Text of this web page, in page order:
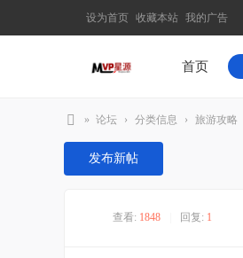
设为首页 收藏本站 我的广告
首页
M
V
» 论坛 › 分类信息 › 旅游攻略
发布新帖
查看: 1848 回复: 1